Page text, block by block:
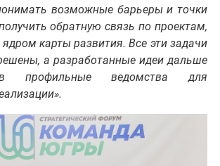
возможные барьеры и точки
обратную связь по проектам,
карты развития. Все эти задачи
а разработанные идеи дальше
в профильные ведомства для
».